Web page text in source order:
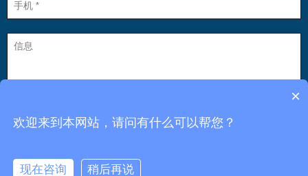
点击发送
×
欢迎来到本网站，请问有什么可以帮您？
现在咨询 稍后再说